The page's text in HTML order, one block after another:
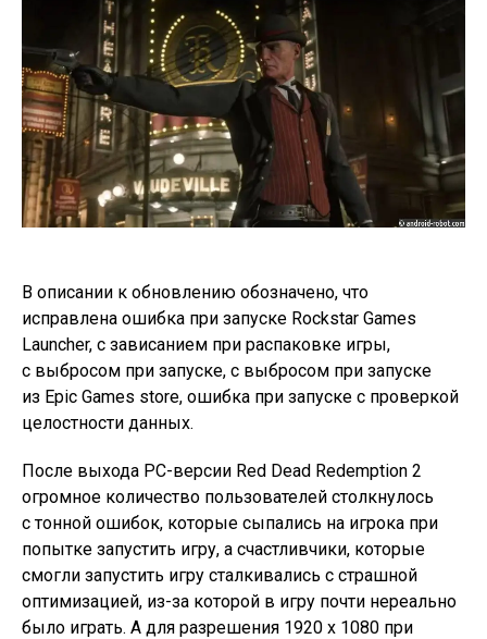
В описании к обновлению обозначено, что
исправлена ошибка при запуске Rockstar Games
Launcher, с зависанием при распаковке игры,
с выбросом при запуске, с выбросом при запуске
из Epic Games store, ошибка при запуске с проверкой
целостности данных.
После выхода PC-версии Red Dead Redemption 2
огромное количество пользователей столкнулось
с тонной ошибок, которые сыпались на игрока при
попытке запустить игру, а счастливчики, которые
смогли запустить игру сталкивались с страшной
оптимизацией, из-за которой в игру почти нереально
было играть. А для разрешения 1920 x 1080 при